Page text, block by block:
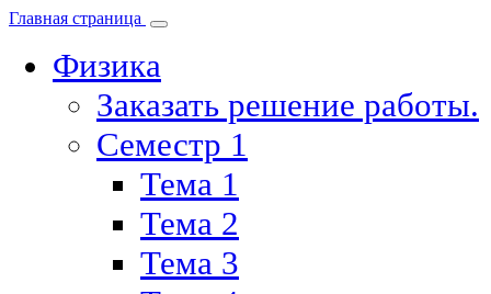
Главная страница
Физика
Заказать решение работы.
Семестр 1
Тема 1
Тема 2
Тема 3